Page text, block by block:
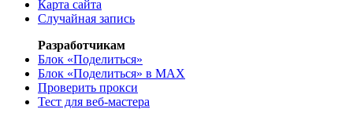
Карта сайта
Случайная запись
Разработчикам
Блок «Поделиться»
Блок «Поделиться» в MAX
Проверить прокси
Тест для веб-мастера